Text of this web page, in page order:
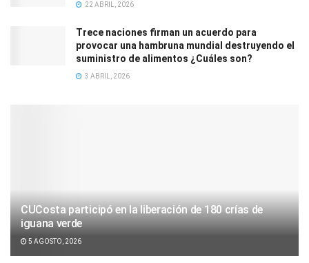
22 ABRIL, 2026
Trece naciones firman un acuerdo para
provocar una hambruna mundial destruyendo el
suministro de alimentos ¿Cuáles son?
3 ABRIL, 2026
CUCosta participó en la liberación de 180 crías de
iguana verde
5 AGOSTO, 2026